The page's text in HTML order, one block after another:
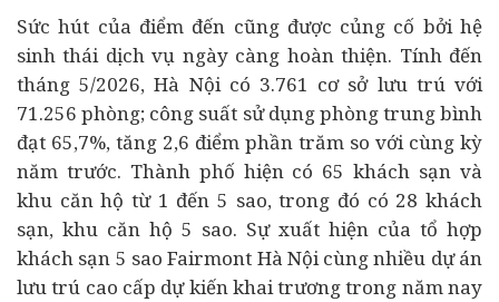
Sức hút của điểm đến cũng được củng cố bởi hệ
sinh thái dịch vụ ngày càng hoàn thiện. Tính đến
tháng 5/2026, Hà Nội có 3.761 cơ sở lưu trú với
71.256 phòng; công suất sử dụng phòng trung bình
đạt 65,7%, tăng 2,6 điểm phần trăm so với cùng kỳ
năm trước. Thành phố hiện có 65 khách sạn và
khu căn hộ từ 1 đến 5 sao, trong đó có 28 khách
sạn, khu căn hộ 5 sao. Sự xuất hiện của tổ hợp
khách sạn 5 sao Fairmont Hà Nội cùng nhiều dự án
lưu trú cao cấp dự kiến khai trương trong năm nay